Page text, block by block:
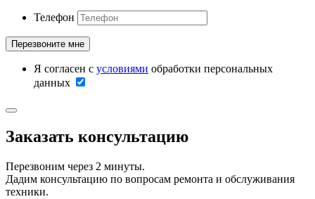
Телефон
Я согласен с условиями обработки персональных
данных
Заказать консультацию
Перезвоним через 2 минуты.
Дадим консультацию по вопросам ремонта и обслуживания
техники.